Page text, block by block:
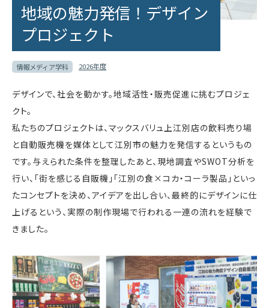
地域の魅力発信！デザイン
プロジェクト
情報メディア学科 2026年度
デザインで、社会を動かす。地域活性・販売促進に挑むプロジェ
クト。
私たちのプロジェクトは、マックスバリュ上江別店の飲料売り場
と自動販売機を媒体として江別市の魅力を発信するというもの
です。与えられた条件を整理したあと、現地調査やSWOT分析を
行い、「街を感じる自販機」「江別の食×コカ・コーラ製品」といっ
たコンセプトを決め、アイデアを出し合い、最終的にデザインに仕
上げるという、実際の制作現場で行われる一連の流れを経験で
きました。